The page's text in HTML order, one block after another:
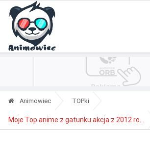
Polityka Prywatności
Animowiec TOPki
Moje Top anime z gatunku akcja z 2012 ro...